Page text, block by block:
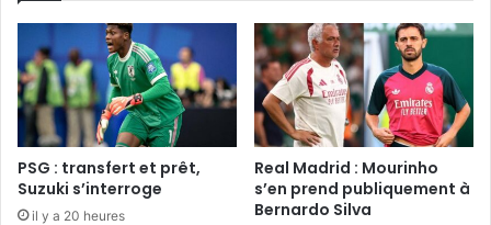
PSG : transfert et prêt,
Suzuki s’interroge
il y a 20 heures
Real Madrid : Mourinho
s’en prend publiquement à
Bernardo Silva